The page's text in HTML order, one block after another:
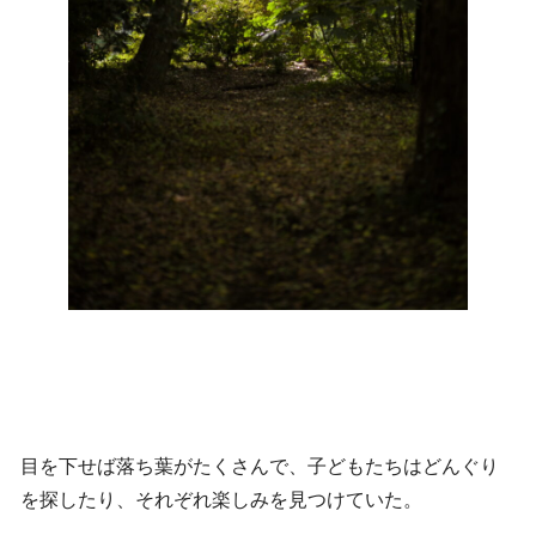
目を下せば落ち葉がたくさんで、子どもたちはどんぐり
を探したり、それぞれ楽しみを見つけていた。